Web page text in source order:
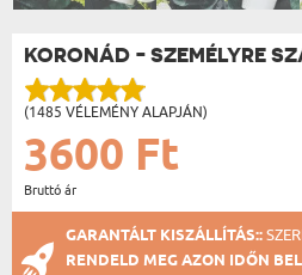
KORONÁD - SZEMÉLYRE
(1485 VÉLEMÉNY ALAPJÁN)
3600 Ft
Bruttó ár
GARANTÁLT KISZÁLLÍTÁS::
RENDELD MEG AZON IDŐN